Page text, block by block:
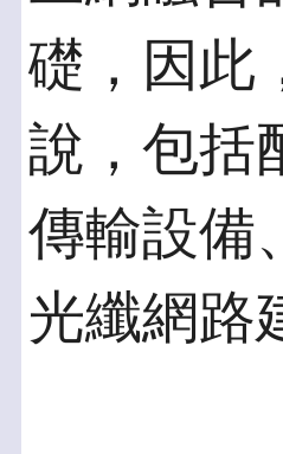
礎，因此
說，包括
傳輸設備
光纖網路